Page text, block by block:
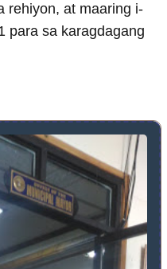
rehiyon, at maaring i-
para sa karagdagang